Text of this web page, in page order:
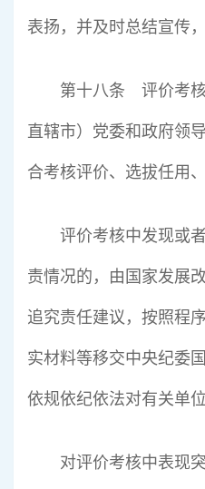
表扬，并及时总结宣传
第十八条 评价考核
直辖市）党委和政府领
合考核评价、选拔任用
评价考核中发现或
责情况的，由国家发展
追究责任建议，按照程
实材料等移交中央纪委
依规依纪依法对有关单
对评价考核中表现